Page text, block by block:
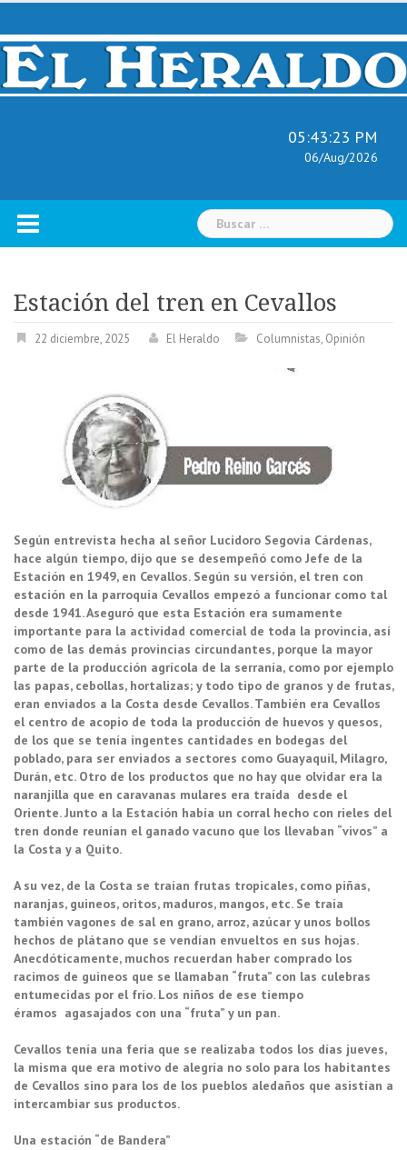
Skip
content
05:43:23 PM
06/Aug/2026
Buscar:
Estación del tren en Cevallos
22 diciembre, 2025 El Heraldo Columnistas, Opinión
Según entrevista hecha al señor Lucidoro Segovia Cárdenas,
hace algún tiempo, dijo que se desempeñó como Jefe de la
Estación en 1949, en Cevallos. Según su versión, el tren con
estación en la parroquia Cevallos empezó a funcionar como tal
desde 1941. Aseguró que esta Estación era sumamente
importante para la actividad comercial de toda la provincia, así
como de las demás provincias circundantes, porque la mayor
parte de la producción agrícola de la serranía, como por ejemplo
las papas, cebollas, hortalizas; y todo tipo de granos y de frutas,
eran enviados a la Costa desde Cevallos. También era Cevallos
el centro de acopio de toda la producción de huevos y quesos,
de los que se tenía ingentes cantidades en bodegas del
poblado, para ser enviados a sectores como Guayaquil, Milagro,
Durán, etc. Otro de los productos que no hay que olvidar era la
naranjilla que en caravanas mulares era traída desde el
Oriente. Junto a la Estación había un corral hecho con rieles del
tren donde reunían el ganado vacuno que los llevaban “vivos” a
la Costa y a Quito.
A su vez, de la Costa se traían frutas tropicales, como piñas,
naranjas, guineos, oritos, maduros, mangos, etc. Se traía
también vagones de sal en grano, arroz, azúcar y unos bollos
hechos de plátano que se vendían envueltos en sus hojas.
Anecdóticamente, muchos recuerdan haber comprado los
racimos de guineos que se llamaban “fruta” con las culebras
entumecidas por el frío. Los niños de ese tiempo
éramos agasajados con una “fruta” y un pan.
Cevallos tenía una feria que se realizaba todos los días jueves,
la misma que era motivo de alegría no solo para los habitantes
de Cevallos sino para los de los pueblos aledaños que asistían a
intercambiar sus productos.
Una estación “de Bandera”